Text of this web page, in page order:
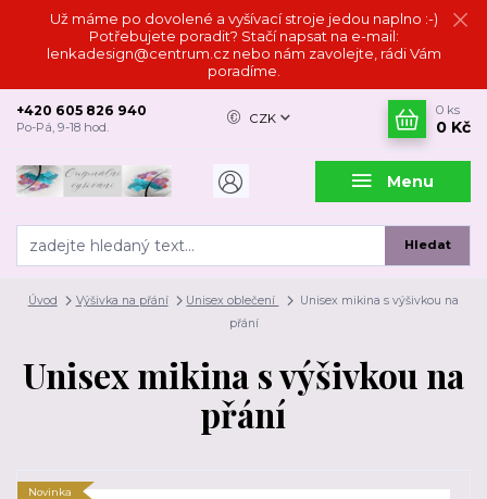
Už máme po dovolené a vyšívací stroje jedou naplno :-)
Potřebujete poradit? Stačí napsat na e-mail:
lenkadesign@centrum.cz nebo nám zavolejte, rádi Vám
poradíme.
Menu
CZK
Hledat
+420 605 826 940
Po-Pá, 9-18 hod.
0 ks
0 Kč
Úvod Výšivka na přání Unisex oblečení
Unisex mikina s výšivkou na
přání
Unisex mikina s výšivkou na
přání
Novinka